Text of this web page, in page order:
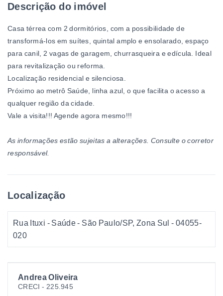
Andrea Oliveira
CRECI - 225.945
Descrição do imóvel
Casa térrea com 2 dormitórios, com a possibilidade de
transformá-los em suítes, quintal amplo e ensolarado, espaço
para canil, 2 vagas de garagem, churrasqueira e edícula. Ideal
para revitalização ou reforma.
Localização residencial e silenciosa.
Próximo ao metrô Saúde, linha azul, o que facilita o acesso a
qualquer região da cidade.
Vale a visita!!! Agende agora mesmo!!!
As informações estão sujeitas a alterações. Consulte o corretor
responsável.
Localização
Rua Ituxi - Saúde - São Paulo/SP, Zona Sul - 04055-
020